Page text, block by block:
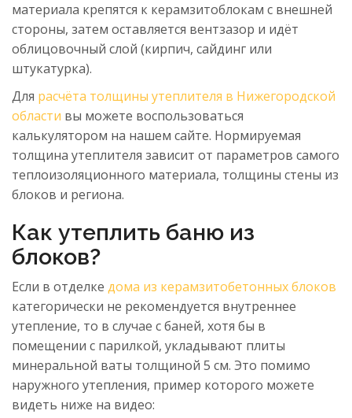
материала крепятся к керамзитоблокам с внешней
стороны, затем оставляется вентзазор и идёт
облицовочный слой (кирпич, сайдинг или
штукатурка).
Для расчёта толщины утеплителя в Нижегородской
области вы можете воспользоваться
калькулятором на нашем сайте. Нормируемая
толщина утеплителя зависит от параметров самого
теплоизоляционного материала, толщины стены из
блоков и региона.
Как утеплить баню из
блоков?
Если в отделке дома из керамзитобетонных блоков
категорически не рекомендуется внутреннее
утепление, то в случае с баней, хотя бы в
помещении с парилкой, укладывают плиты
минеральной ваты толщиной 5 см. Это помимо
наружного утепления, пример которого можете
видеть ниже на видео: